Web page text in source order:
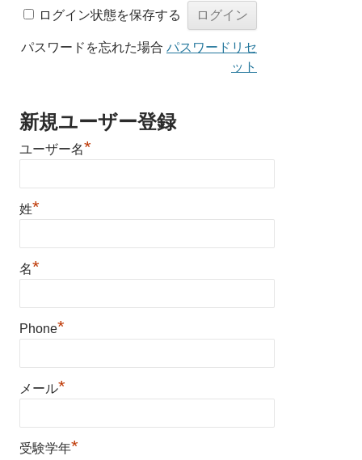
ログイン状態を保存する
パスワードを忘れた場合 パスワードリセ
ット
新規ユーザー登録
ユーザー名*
姓*
名*
Phone*
メール*
受験学年*